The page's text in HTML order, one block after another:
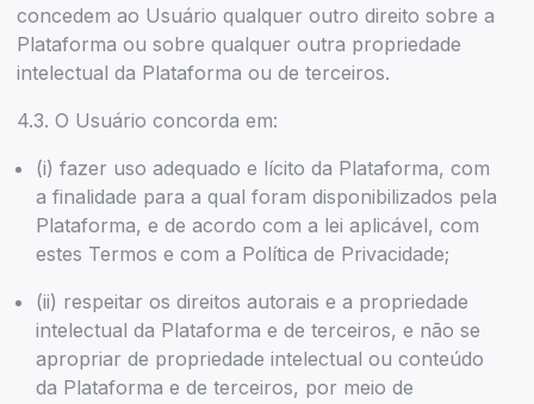
concedem ao Usuário qualquer outro direito sobre a
Plataforma ou sobre qualquer outra propriedade
intelectual da Plataforma ou de terceiros.
4.3. O Usuário concorda em:
(i) fazer uso adequado e lícito da Plataforma, com
a finalidade para a qual foram disponibilizados pela
Plataforma, e de acordo com a lei aplicável, com
estes Termos e com a Política de Privacidade;
(ii) respeitar os direitos autorais e a propriedade
intelectual da Plataforma e de terceiros, e não se
apropriar de propriedade intelectual ou conteúdo
da Plataforma e de terceiros, por meio de